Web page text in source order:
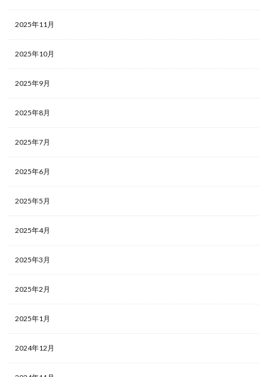
2025年11月
2025年10月
2025年9月
2025年8月
2025年7月
2025年6月
2025年5月
2025年4月
2025年3月
2025年2月
2025年1月
2024年12月